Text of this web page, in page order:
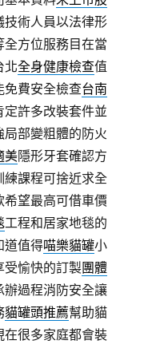
技術人員以法律形
全方位服務目在當
北全身健康檢查值
免費安全檢查台南
許多改裝套件並
局部變粗體的防火
美隱形牙套確認方
課程可捨近求全
希望最高可借車價
工程和居家地毯的
道值得喵樂貓罐小
受愉快的訂製團體
過程消防安全讓
貓罐頭推薦幫助貓
在很多家庭都會裝